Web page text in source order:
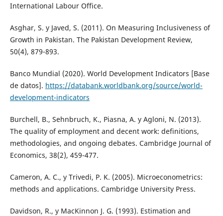
International Labour Office.
Asghar, S. y Javed, S. (2011). On Measuring Inclusiveness of
Growth in Pakistan. The Pakistan Development Review,
50(4), 879-893.
Banco Mundial (2020). World Development Indicators [Base
de datos]. https://databank.worldbank.org/source/world-
development-indicators
Burchell, B., Sehnbruch, K., Piasna, A. y Agloni, N. (2013).
The quality of employment and decent work: definitions,
methodologies, and ongoing debates. Cambridge Journal of
Economics, 38(2), 459-477.
Cameron, A. C., y Trivedi, P. K. (2005). Microeconometrics:
methods and applications. Cambridge University Press.
Davidson, R., y MacKinnon J. G. (1993). Estimation and